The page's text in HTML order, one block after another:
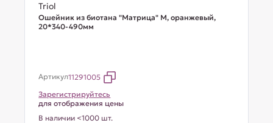
Triol
Ошейник из биотана "Матрица" M, оранжевый,
20*340-490мм
Артикул11291005
Зарегистрируйтесь
для отображения цены
В наличии <1000 шт.